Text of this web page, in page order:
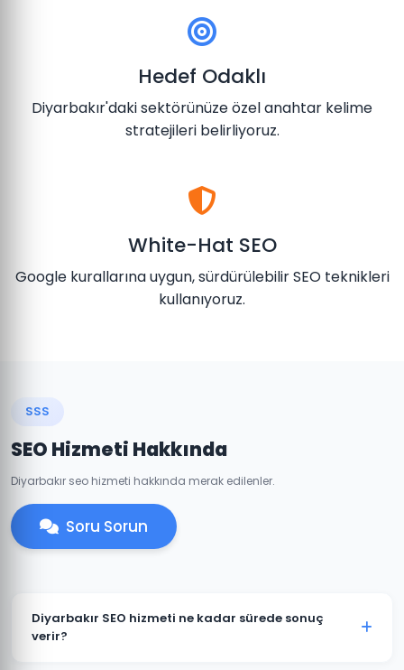
Hedef Odaklı
Diyarbakır'daki sektörünüze özel anahtar kelime
stratejileri belirliyoruz.
White-Hat SEO
Google kurallarına uygun, sürdürülebilir SEO teknikleri
kullanıyoruz.
SSS
SEO Hizmeti Hakkında
Diyarbakır seo hizmeti hakkında merak edilenler.
Soru Sorun
Diyarbakır SEO hizmeti ne kadar sürede sonuç
verir?